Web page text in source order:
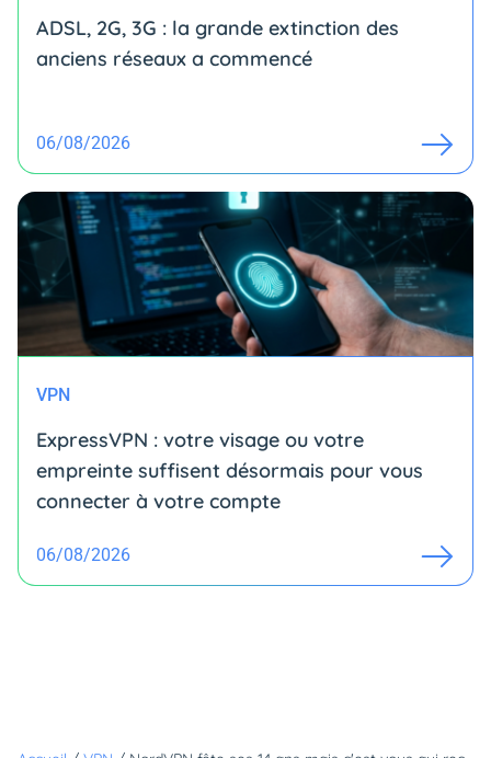
ADSL, 2G, 3G : la grande extinction des
anciens réseaux a commencé
06/08/2026
VPN
ExpressVPN : votre visage ou votre
empreinte suffisent désormais pour vous
connecter à votre compte
06/08/2026